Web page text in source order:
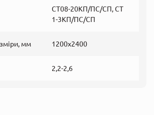
СТ08-20КП/ПС/СП, СТ
1-3КП/ПС/СП
мм 1200х2400
2,2-2,6